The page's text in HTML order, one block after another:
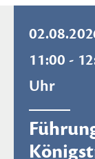
11:00 -
Uhr